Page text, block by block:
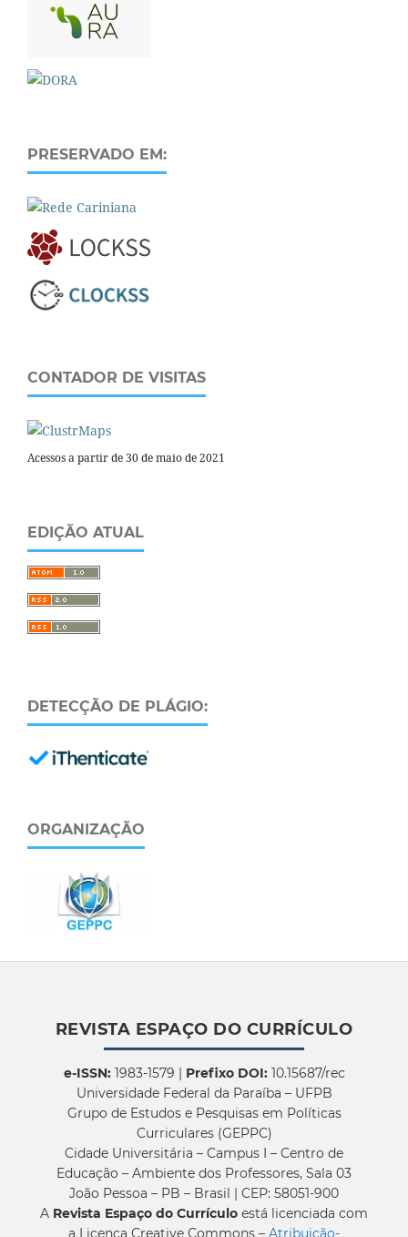
PRESERVADO EM:
CONTADOR DE VISITAS
Acessos a partir de 30 de maio de 2021
EDIÇÃO ATUAL
DETECÇÃO DE PLÁGIO:
ORGANIZAÇÃO
REVISTA ESPAÇO DO CURRÍCULO
e-ISSN:1983-1579 | Prefixo DOI:10.15687/rec
Universidade Federal da Paraíba – UFPB
Grupo de Estudos e Pesquisas em Políticas
Curriculares (GEPPC)
Cidade Universitária – Campus I – Centro de
Educação – Ambiente dos Professores, Sala 03
João Pessoa – PB – Brasil | CEP: 58051-900
A Revista Espaço do Currículo está licenciada com
a Licença Creative Commons – Atribuição-